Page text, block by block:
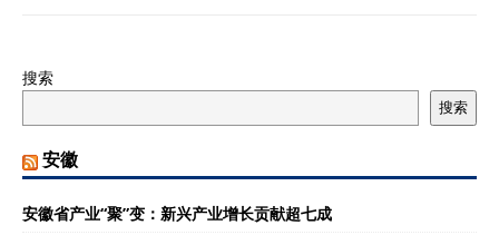
搜索
搜索
安徽
安徽省产业“聚”变：新兴产业增长贡献超七成